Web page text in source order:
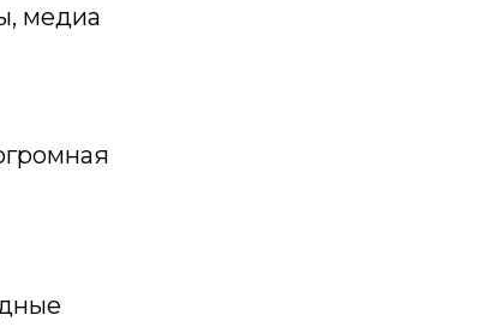
медиа